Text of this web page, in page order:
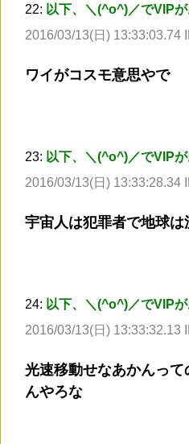
22: 以下、＼(^o^)／でVIP
2016/03/13(日) 13:33:03.74
ワイがコスモ意思やで
23: 以下、＼(^o^)／でVIP
2016/03/13(日) 13:33:28.34
宇宙人は犯罪者で地球は
24: 以下、＼(^o^)／でVIP
2016/03/13(日) 13:33:32.13
光速移動せなあかんっ
んやろな